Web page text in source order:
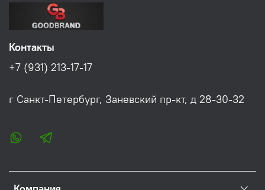
Контакты
+7 (931) 213-17-17
г Санкт-Петербург, Заневский пр-кт, д 28-30-32